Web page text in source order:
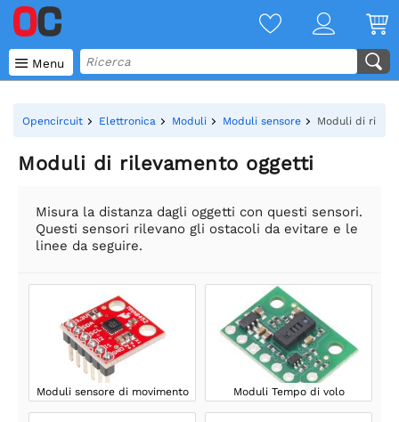
 Menu
Opencircuit Elettronica Moduli Moduli sensore Moduli di
Moduli di rilevamento oggetti
Misura la distanza dagli oggetti con questi sensori.
Questi sensori rilevano gli ostacoli da evitare e le
linee da seguire.
Moduli sensore di movimento Moduli Tempo di volo